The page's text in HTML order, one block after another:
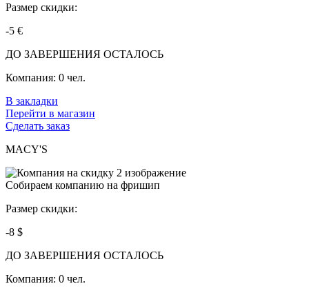
Размер скидки:
-5 €
ДО ЗАВЕРШЕНИЯ ОСТАЛОСЬ
Компания: 0 чел.
В закладки
Перейти в магазин
Сделать заказ
MACY'S
Собираем компанию на фришип
Размер скидки:
-8 $
ДО ЗАВЕРШЕНИЯ ОСТАЛОСЬ
Компания: 0 чел.